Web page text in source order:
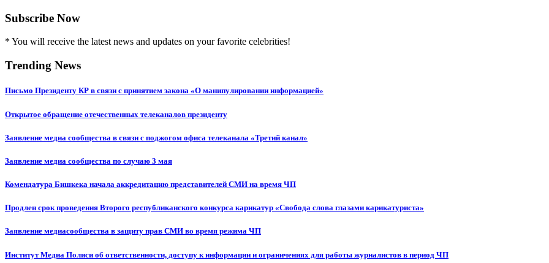
Subscribe Now
* You will receive the latest news and updates on your favorite celebrities!
Trending News
Письмо Президенту КР в связи с принятием закона «О манипулировании информацией»
Открытое обращение отечественных телеканалов президенту
Заявление медиа сообщества в связи с поджогом офиса телеканала «Третий канал»
Заявление медиа сообщества по случаю 3 мая
Комендатура Бишкека начала аккредитацию представителей СМИ на время ЧП
Продлен срок проведения Второго республиканского конкурса карикатур «Свобода слова глазами карикатуриста»
Заявление медиасообщества в защиту прав СМИ во время режима ЧП
Институт Медиа Полиси об ответственности, доступу к информации и ограничениях для работы журналистов в период ЧП